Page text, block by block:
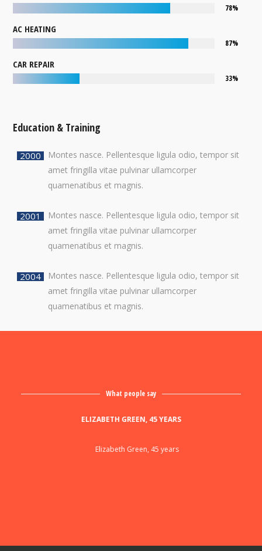
78%
AC HEATING
87%
CAR REPAIR
33%
Education & Training
2000
Montes nasce. Pellentesque ligula odio, tempor sit
amet fringilla vitae pulvinar ullamcorper
quamenatibus et magnis.
2001
Montes nasce. Pellentesque ligula odio, tempor sit
amet fringilla vitae pulvinar ullamcorper
quamenatibus et magnis.
2004
Montes nasce. Pellentesque ligula odio, tempor sit
amet fringilla vitae pulvinar ullamcorper
quamenatibus et magnis.
What people say
ELIZABETH GREEN, 45 YEARS
Elizabeth Green, 45 years